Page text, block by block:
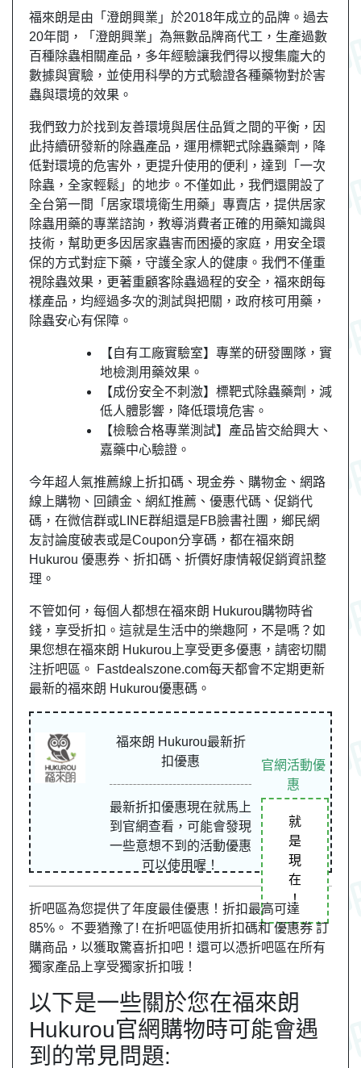
福來朗是由「澄朗興業」於2018年成立的品牌。過去
20年間，「澄朗興業」為無數品牌商代工，生產過數
百種除蟲相關產品，多年經驗讓我們得以搜集龐大的
數據與實驗，並使用科學的方式驗證各種藥物對於害
蟲與環境的效果。
我們致力於找到友善環境與居住品質之間的平衡，因
此持續研發新的除蟲產品，運用標靶式除蟲藥劑，降
低對環境的危害外，更提升使用的便利，達到「一次
除蟲，全家輕鬆」的地步。不僅如此，我們還開設了
全台第一間「居家環境衛生用藥」專賣店，提供居家
除蟲用藥的專業諮詢，教導消費者正確的用藥知識與
技術，幫助更多因居家蟲害而困擾的家庭，用安全環
保的方式對症下藥，守護全家人的健康。我們不僅重
視除蟲效果，更著重顧客除蟲過程的安全，福來朗每
樣產品，均經過多次的測試與把關，政府核可用藥，
除蟲安心有保障。
【自有工廠實驗室】專業的研發團隊，實
地檢測用藥效果。
【成份安全不刺激】標靶式除蟲藥劑，減
低人體影響，降低環境危害。
【檢驗合格專業測試】產品皆交給興大、
嘉藥中心驗證。
今年超人氣推薦線上折扣碼、現金券、購物金、網路
線上購物、回饋金、網紅推薦、優惠代碼、促銷代
碼，在微信群或LINE群組還是FB臉書社團， 鄉民網
友討論度破表或是Coupon分享碼，都在福來朗
Hukurou 優惠券、折扣碼、折價好康情報促銷資訊整
理。
不管如何，每個人都想在福來朗 Hukurou購物時省
錢，享受折扣。這就是生活中的樂趣阿，不是嗎？如
果您想在福來朗 Hukurou上享受更多優惠，請密切關
注折吧區。 Fastdealszone.com每天都會不定期更新
最新的福來朗 Hukurou優惠碼。
福來朗 Hukurou最新折
扣優惠
最新折扣優惠現在就馬上
到官網查看，可能會發現
一些意想不到的活動優惠
可以使用喔！
官網活動優
惠
就
是
現
在
！
折吧區為您提供了年度最佳優惠！折扣最高可達
85%。 不要猶豫了! 在折吧區使用折扣碼和 優惠券 訂
購商品，以獲取驚喜折扣吧！還可以憑折吧區在所有
獨家產品上享受獨家折扣哦！
以下是一些關於您在福來朗
Hukurou官網購物時可能會遇
到的常見問題: